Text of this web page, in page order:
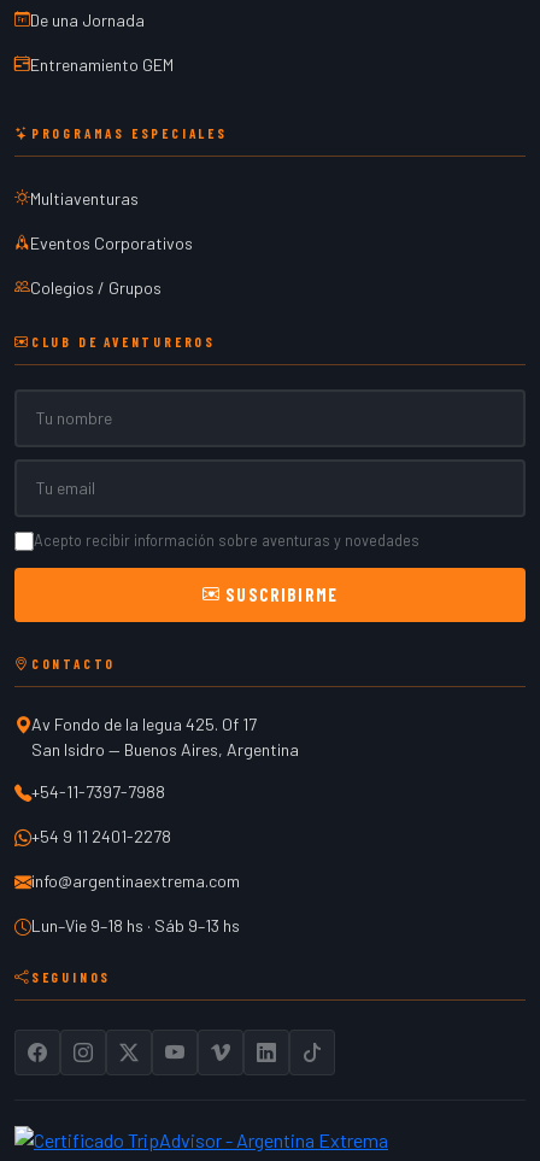
De una Jornada
Entrenamiento GEM
PROGRAMAS ESPECIALES
Multiaventuras
Eventos Corporativos
Colegios / Grupos
CLUB DE AVENTUREROS
Acepto recibir información sobre aventuras y novedades
SUSCRIBIRME
CONTACTO
Av Fondo de la legua 425. Of 17
San Isidro — Buenos Aires, Argentina
+54-11-7397-7988
+54 9 11 2401-2278
info@argentinaextrema.com
Lun–Vie 9–18 hs · Sáb 9–13 hs
SEGUINOS